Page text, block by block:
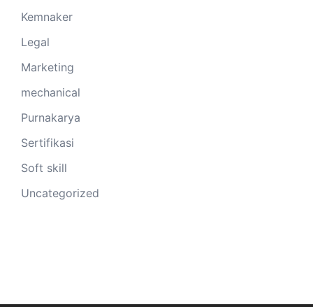
Kemnaker
Legal
Marketing
mechanical
Purnakarya
Sertifikasi
Soft skill
Uncategorized